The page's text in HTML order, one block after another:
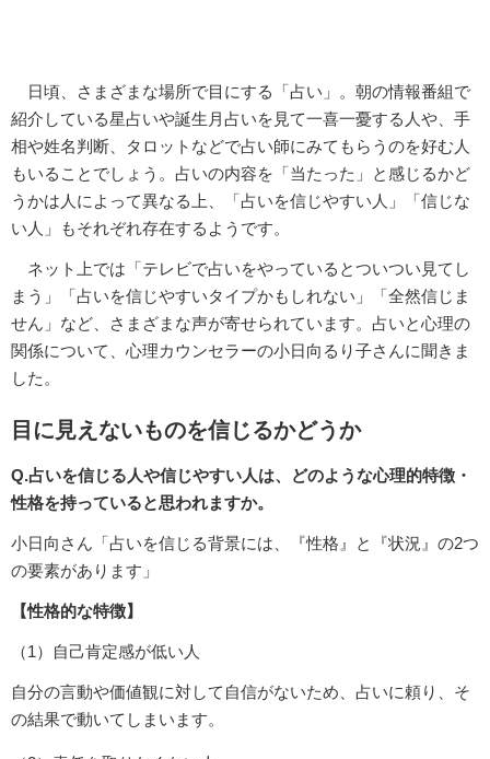
日頃、さまざまな場所で目にする「占い」。朝の情報番組で
紹介している星占いや誕生月占いを見て一喜一憂する人や、手
相や姓名判断、タロットなどで占い師にみてもらうのを好む人
もいることでしょう。占いの内容を「当たった」と感じるかど
うかは人によって異なる上、「占いを信じやすい人」「信じな
い人」もそれぞれ存在するようです。
ネット上では「テレビで占いをやっているとついつい見てし
まう」「占いを信じやすいタイプかもしれない」「全然信じま
せん」など、さまざまな声が寄せられています。占いと心理の
関係について、心理カウンセラーの小日向るり子さんに聞きま
した。
目に見えないものを信じるかどうか
Q.占いを信じる人や信じやすい人は、どのような心理的特徴・
性格を持っていると思われますか。
小日向さん「占いを信じる背景には、『性格』と『状況』の2つ
の要素があります」
【性格的な特徴】
（1）自己肯定感が低い人
自分の言動や価値観に対して自信がないため、占いに頼り、そ
の結果で動いてしまいます。